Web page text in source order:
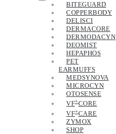
BITEGUARD
COPPERBODY
DELISCI
DERMACORE
DERMODACYN
DEOMIST
HEPAPHOS
PET
EARMUFFS
MEDSYNOVA
MICROCYN
OTOSENSE
VF+CORE
VF+CARE
ZYMOX
SHOP